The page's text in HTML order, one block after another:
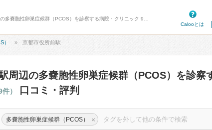
Calooとは
） 京都市役所前駅
周辺の多嚢胞性卵巣症候群（PCOS）を診察
件） 口コミ・評判
多嚢胞性卵巣症候群（PCOS） ×